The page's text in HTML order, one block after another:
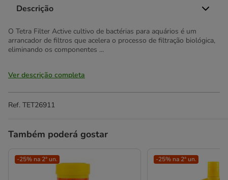
Descrição
O Tetra Filter Active cultivo de bactérias para aquários é um
arrancador de filtros que acelera o processo de filtração biológica,
eliminando os componentes ...
Ver descrição completa
Ref. TET26911
Também poderá gostar
-25% na 2ª un. -25% na 2ª un.